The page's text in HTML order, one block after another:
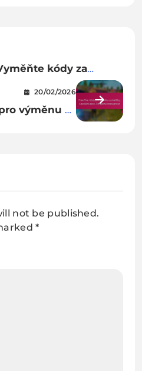
kódy za
účast hráčů,
20/02/2026
výměnu za
not be published.
*